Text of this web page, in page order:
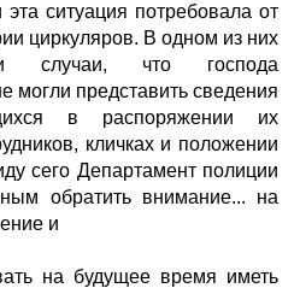
ситуация потребовала от
циркуляров. В одном из них
случаи, что господа
представить сведения
в распоряжении их
кличках и положении
сего Департамент полиции
обратить внимание... на
и
будущее время иметь